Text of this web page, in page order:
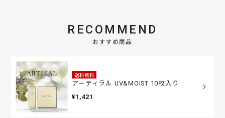
RECOMMEND
おすすめ商品
送料無料
アーティラル UV&MOIST 10枚入り
¥1,421